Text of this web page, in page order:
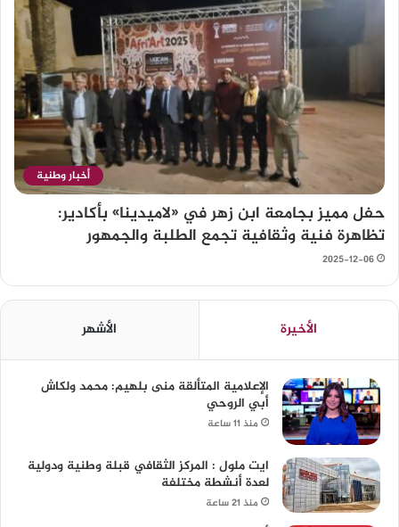
أخبار وطنية
حفل مميز بجامعة ابن زهر في «لاميدينا» بأكادير:
تظاهرة فنية وثقافية تجمع الطلبة والجمهور
2025-12-06
الأخيرة الأشهر
الإعلامية المتألقة منى بلهيم: محمد ولكاش
أبي الروحي
منذ 11 ساعة
ايت ملول : المركز الثقافي قبلة وطنية ودولية
لعدة أنشطة مختلفة
منذ 21 ساعة